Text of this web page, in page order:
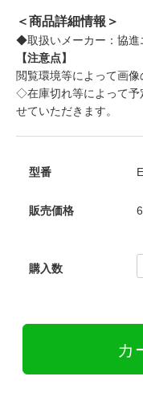
＜商品詳細情報＞
◆取扱いメーカー：協進
【注意点】
閲覧環境等によって画像
◇在庫切れ等によって予
せていただきます。
型番
販売価格
購入数